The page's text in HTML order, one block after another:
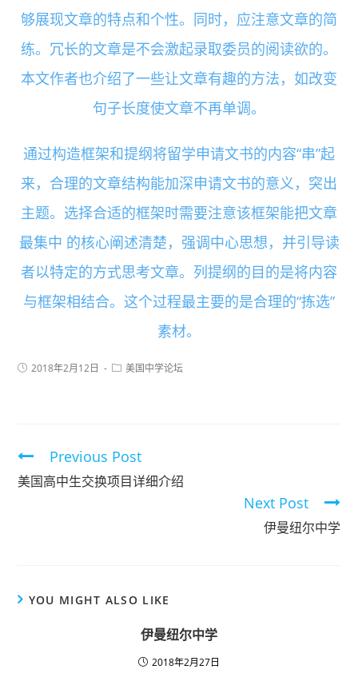
够展现文章的特点和个性。同时，应注意文章的简
练。冗长的文章是不会激起录取委员的阅读欲的。
本文作者也介绍了一些让文章有趣的方法，如改变
句子长度使文章不再单调。
通过构造框架和提纲将留学申请文书的内容“串”起
来，合理的文章结构能加深申请文书的意义，突出
主题。选择合适的框架时需要注意该框架能把文章
最集中 的核心阐述清楚，强调中心思想，并引导读
者以特定的方式思考文章。列提纲的目的是将内容
与框架相结合。这个过程最主要的是合理的“拣选”
素材。
2018年2月12日 美国中学论坛
Previous Post
美国高中生交换项目详细介绍
Next Post
伊曼纽尔中学
YOU MIGHT ALSO LIKE
伊曼纽尔中学
2018年2月27日